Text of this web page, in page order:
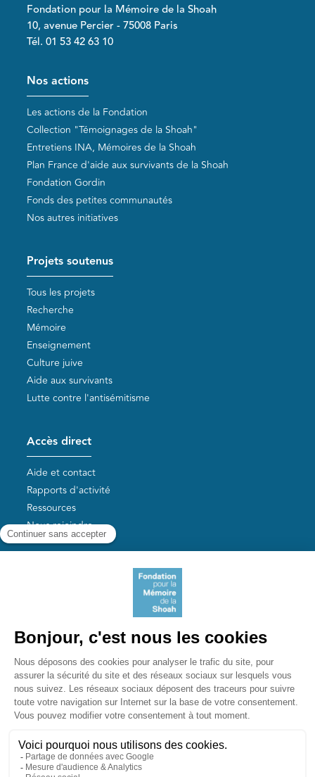
Fondation pour la Mémoire de la Shoah
10, avenue Percier - 75008 Paris
Tél. 01 53 42 63 10
Pied de page
Nos actions
Les actions de la Fondation
Collection "Témoignages de la Shoah"
Entretiens INA, Mémoires de la Shoah
Plan France d'aide aux survivants de la Shoah
Fondation Gordin
Fonds des petites communautés
Nos autres initiatives
Projets soutenus
Tous les projets
Recherche
Mémoire
Enseignement
Culture juive
Aide aux survivants
Lutte contre l'antisémitisme
Accès direct
Aide et contact
Rapports d'activité
Ressources
Nous rejoindre
Aide aux survivants de la Shoah
Liens utiles
Mémorial de la Shoah
Le camp des Milles
Yad Vashem France
Akadem
mahJ